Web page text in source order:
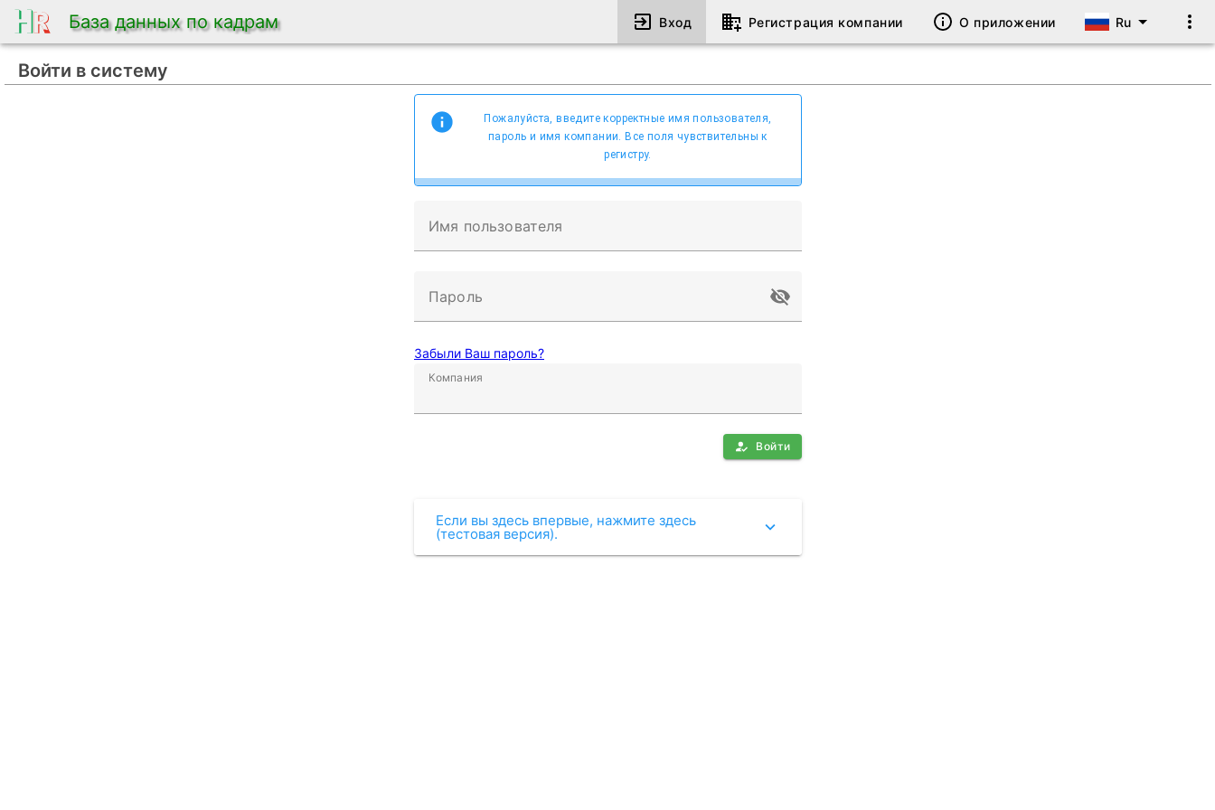
База данных по кадрам Вход Регистрация компании О приложении Ru
Войти в систему
Пожалуйста, введите корректные имя пользователя,
пароль и имя компании. Все поля чувствительны к
регистру.
Имя пользователя
Пароль
Забыли Ваш пароль?
Компания
Войти
Если вы здесь впервые, нажмите здесь
(тестовая версия).